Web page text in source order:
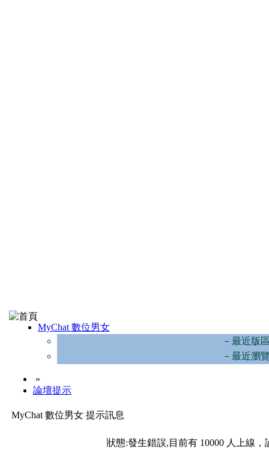
MyChat 數位男女
－最近版
－最近瀏
»
論壇提示
MyChat 數位男女 提示訊息
狀態:發生錯誤,目前有 10000 人上線